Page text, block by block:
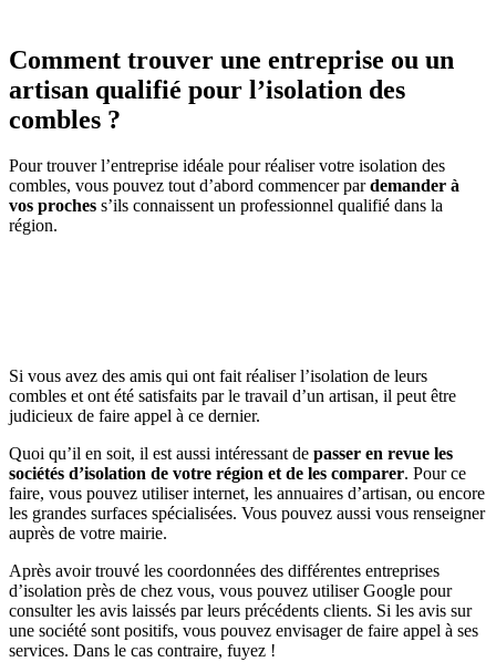
Comment trouver une entreprise ou un
artisan qualifié pour l’isolation des
combles ?
Pour trouver l’entreprise idéale pour réaliser votre isolation des
combles, vous pouvez tout d’abord commencer pardemander à
vos proches s’ils connaissent un professionnel qualifié dans la
région.
Si vous avez des amis qui ont fait réaliser l’isolation de leurs
combles et ont été satisfaits par le travail d’un artisan, il peut être
judicieux de faire appel à ce dernier.
Quoi qu’il en soit, il est aussi intéressant de passer en revue les
sociétés d’isolation de votre région et de les comparer. Pour ce
faire, vous pouvez utiliser internet, les annuaires d’artisan, ou encore
les grandes surfaces spécialisées. Vous pouvez aussi vous renseigner
auprès de votre mairie.
Après avoir trouvé les coordonnées des différentes entreprises
d’isolation près de chez vous, vous pouvez utiliser Google pour
consulter les avis laissés par leurs précédents clients. Si les avis sur
une société sont positifs, vous pouvez envisager de faire appel à ses
services. Dans le cas contraire, fuyez !